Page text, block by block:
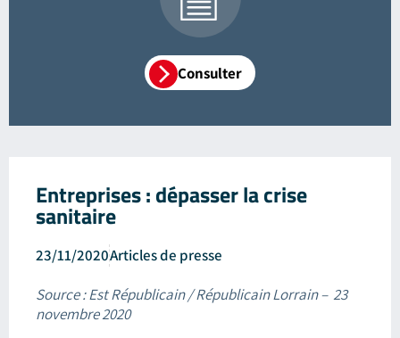
Consulter
Entreprises : dépasser la crise
sanitaire
23/11/2020Articles de presse
Source : Est Républicain / Républicain Lorrain – 23
novembre 2020